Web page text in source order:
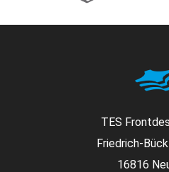
TES
Friedrich-
16816